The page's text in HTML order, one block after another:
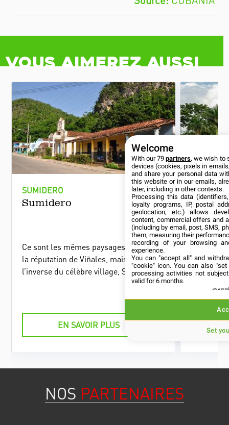
Vous aimerez aussi
SUMIDERO
Sumidero
Ce sont les mêmes paysages qui ont fait
la réputation de Viñales, mais à
l’inverse du célèbre village, Sumidero
ne reçoit presque aucun touriste.
EN SAVOIR PLUS
MASSIF
Mil
Le parc
flore
paysages
NOS PARTENAIRES
Welcome
With our 79partners, we wish to
devices (cookies, pixels in
and share your personal data
this website or in our emails,
later, including in other contexts.
Processing this data
loyalty programs, IP, postal
geolocation, etc.) allows
content, commercial offers and
(including by email, post, SMS,
them, measuring their
recording of your browsing
experience.
You can "accept all" and
"cookie" icon. You can also
processing activities not
valid for 6 months.
Set